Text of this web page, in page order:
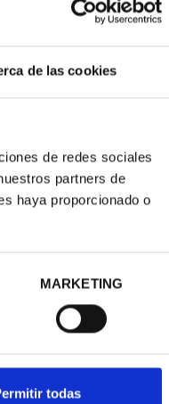
de las cookies
de redes sociales
partners de
haya proporcionado o
MARKETING
todas
CAPITALES DE
3
949,00 €